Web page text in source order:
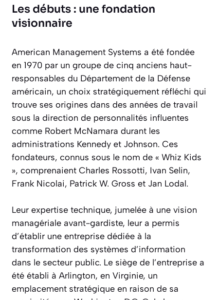
Les débuts : une fondation
visionnaire
American Management Systems a été fondée
en 1970 par un groupe de cinq anciens haut-
responsables du Département de la Défense
américain, un choix stratégiquement réfléchi qui
trouve ses origines dans des années de travail
sous la direction de personnalités influentes
comme Robert McNamara durant les
administrations Kennedy et Johnson. Ces
fondateurs, connus sous le nom de « Whiz Kids
», comprenaient Charles Rossotti, Ivan Selin,
Frank Nicolai, Patrick W. Gross et Jan Lodal.
Leur expertise technique, jumelée à une vision
managériale avant-gardiste, leur a permis
d’établir une entreprise dédiée à la
transformation des systèmes d’information
dans le secteur public. Le siège de l’entreprise a
été établi à Arlington, en Virginie, un
emplacement stratégique en raison de sa